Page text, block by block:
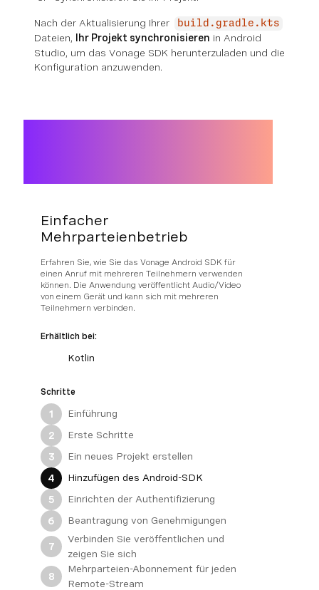
Nach der Aktualisierung Ihrer build.gradle.kts
Dateien, Ihr Projekt synchronisieren in Android
Studio, um das Vonage SDK herunterzuladen und die
Konfiguration anzuwenden.
Einfacher
Mehrparteienbetrieb
Erfahren Sie, wie Sie das Vonage Android SDK für
einen Anruf mit mehreren Teilnehmern verwenden
können. Die Anwendung veröffentlicht Audio/Video
von einem Gerät und kann sich mit mehreren
Teilnehmern verbinden.
Erhältlich bei:
Kotlin
Schritte
1
Einführung
2
Erste Schritte
3
Ein neues Projekt erstellen
4
Hinzufügen des Android-SDK
5
Einrichten der Authentifizierung
6
Beantragung von Genehmigungen
7
Verbinden Sie veröffentlichen und
zeigen Sie sich
8
Mehrparteien-Abonnement für jeden
Remote-Stream